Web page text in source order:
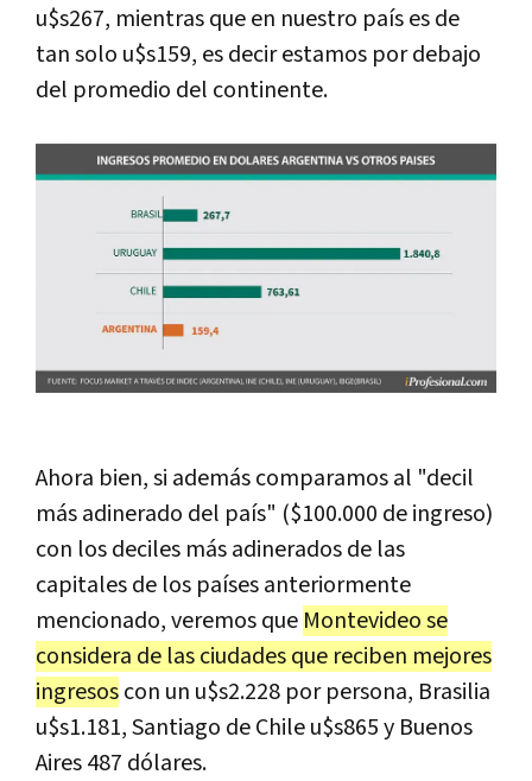
u$s267, mientras que en nuestro país es de
tan solo u$s159, es decir estamos por debajo
del promedio del continente.
Ahora bien, si además comparamos al "decil
más adinerado del país" ($100.000 de ingreso)
con los deciles más adinerados de las
capitales de los países anteriormente
mencionado, veremos que Montevideo se
considera de las ciudades que reciben mejores
ingresoscon un u$s2.228 por persona, Brasilia
u$s1.181, Santiago de Chile u$s865 y Buenos
Aires 487 dólares.